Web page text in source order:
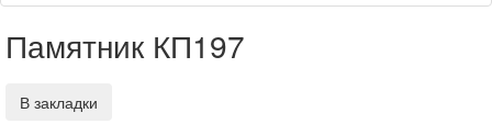
Памятник КП197
В закладки